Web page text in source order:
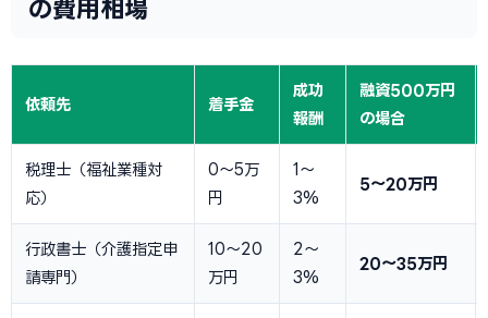
の費用相場
依頼先 着手金
成功
報酬
融資500万円
の場合
税理士（福祉業種対
応）
0〜5万
円
1〜
3%
5〜20万円
行政書士（介護指定申
請専門）
10〜20
万円
2〜
3%
20〜35万円